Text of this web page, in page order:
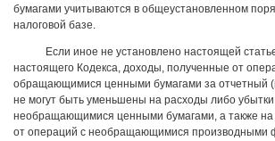
бумагами учитываются в общеустановленном
налоговой базе.
Если иное не установлено настоящей
настоящего Кодекса, доходы, полученные от
обращающимися ценными бумагами за отчетный
не могут быть уменьшены на расходы либо
необращающимися ценными бумагами, а также на
от операций с необращающимися производными